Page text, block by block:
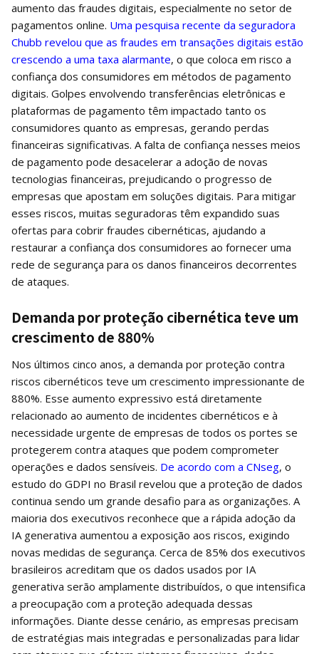
aumento das fraudes digitais, especialmente no setor de
pagamentos online. Uma pesquisa recente da seguradora
Chubb revelou que as fraudes em transações digitais estão
crescendo a uma taxa alarmante, o que coloca em risco a
confiança dos consumidores em métodos de pagamento
digitais. Golpes envolvendo transferências eletrônicas e
plataformas de pagamento têm impactado tanto os
consumidores quanto as empresas, gerando perdas
financeiras significativas. A falta de confiança nesses meios
de pagamento pode desacelerar a adoção de novas
tecnologias financeiras, prejudicando o progresso de
empresas que apostam em soluções digitais. Para mitigar
esses riscos, muitas seguradoras têm expandido suas
ofertas para cobrir fraudes cibernéticas, ajudando a
restaurar a confiança dos consumidores ao fornecer uma
rede de segurança para os danos financeiros decorrentes
de ataques.
Demanda por proteção cibernética teve um
crescimento de 880%
Nos últimos cinco anos, a demanda por proteção contra
riscos cibernéticos teve um crescimento impressionante de
880%. Esse aumento expressivo está diretamente
relacionado ao aumento de incidentes cibernéticos e à
necessidade urgente de empresas de todos os portes se
protegerem contra ataques que podem comprometer
operações e dados sensíveis. De acordo com a CNseg, o
estudo do GDPI no Brasil revelou que a proteção de dados
continua sendo um grande desafio para as organizações. A
maioria dos executivos reconhece que a rápida adoção da
IA generativa aumentou a exposição aos riscos, exigindo
novas medidas de segurança. Cerca de 85% dos executivos
brasileiros acreditam que os dados usados por IA
generativa serão amplamente distribuídos, o que intensifica
a preocupação com a proteção adequada dessas
informações. Diante desse cenário, as empresas precisam
de estratégias mais integradas e personalizadas para lidar